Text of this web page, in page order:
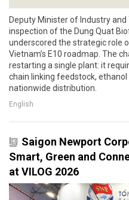
Deputy Minister of Industry and
inspection of the Dung Quat
underscored the strategic role
Vietnam’s E10 roadmap. The
restarting a single plant: it
chain linking feedstock,
nationwide distribution.
English
Saigon Newport
Smart, Green and
at VILOG 2026